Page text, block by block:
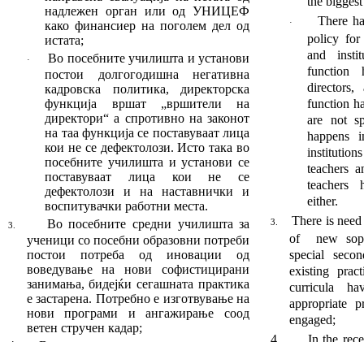
надлежен орган или од УНИЦЕФ
како финансиер на поголем дел од
истата;
·
Во посебните училишта и установи
постои долгогодишна негативна
кадровска политика, директорска
функција вршат „вршители на
директори“ а спротивно на законот
на таа функција се поставуваат лица
кои не се дефектолози. Исто така во
посебните училишта и установи се
поставуваат лица кои не се
дефектолози и на наставнички и
воспитувачки работни места.
3.
Во посебните средни училишта за
ученици со посебни образовни потреби
постои потреба од иновации од
воведување на нови софистицирани
занимања, бидејќи сегашната практика
е застарена. Потребно е изготвување на
нови програми и ангажирање соод
ветен стручен кадар;
·
There
policy for
and
function
function
are not
happens
teachers
teachers
either.
3.
There is
of new
special
existing
curricula
appropriate
engaged;